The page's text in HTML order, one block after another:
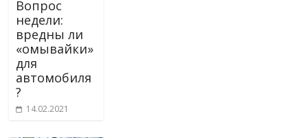
Вопрос
недели:
вредны ли
«омывайки»
для
автомобиля
?
14.02.2021